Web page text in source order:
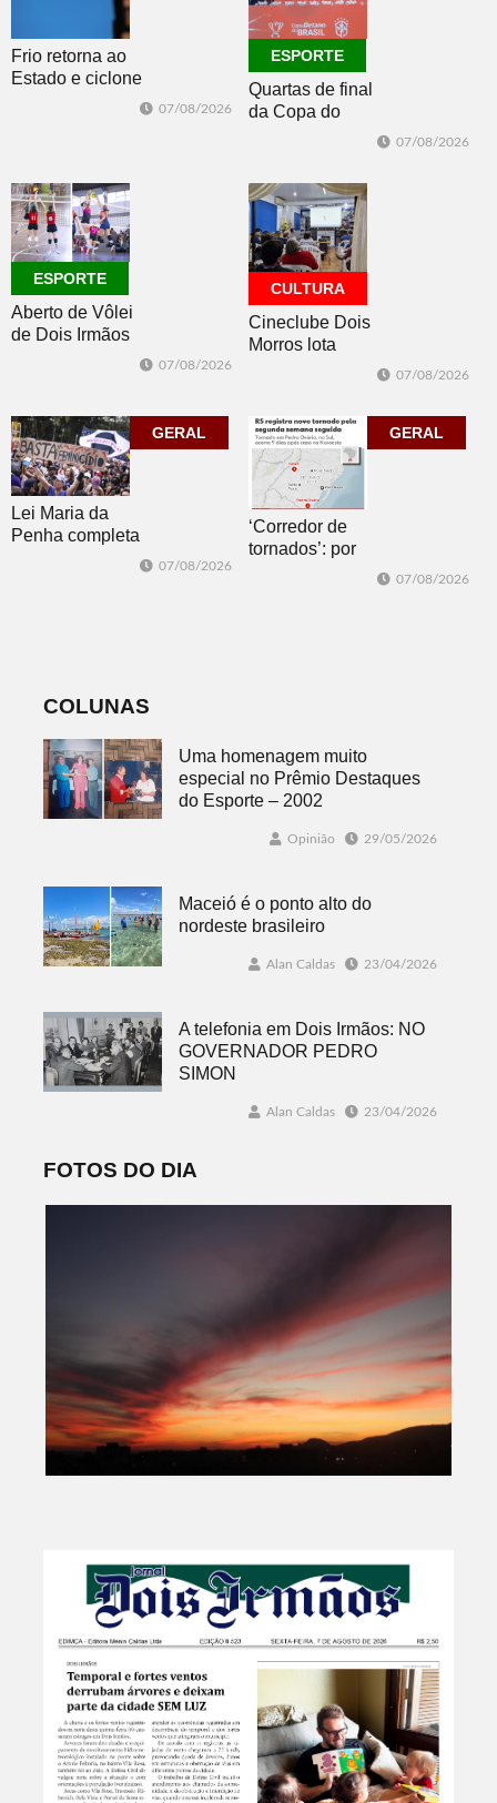
Frio retorna ao
Estado e ciclone
07/08/2026
ESPORTE
Quartas de final
da Copa do
Brasil 2026: veja
do sorteio
07/08/2026
ESPORTE
Aberto de Vôlei
de Dois Irmãos
jogos
07/08/2026
CULTURA
Cineclube Dois
Morros lota
corpo que cai”
07/08/2026
GERAL
Lei Maria da
Penha completa
07/08/2026
GERAL
‘Corredor de
tornados’: por
07/08/2026
COLUNAS
Uma homenagem muito
especial no Prêmio Destaques
do Esporte – 2002
Opinião 29/05/2026
Maceió é o ponto alto do
nordeste brasileiro
Alan Caldas 23/04/2026
A telefonia em Dois Irmãos: NO
GOVERNADOR PEDRO
SIMON
Alan Caldas 23/04/2026
FOTOS DO DIA